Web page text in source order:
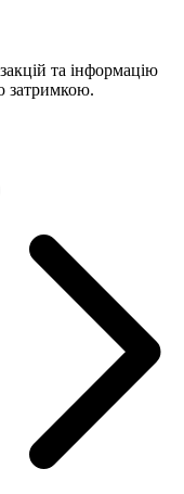
та інформацію
затримкою.